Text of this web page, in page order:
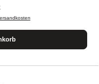
Preis: